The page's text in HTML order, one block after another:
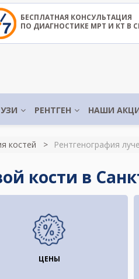
БЕСПЛАТНАЯ КОНСУЛЬТАЦИЯ
ПО ДИАГНОСТИКЕ МРТ И КТ В
УЗИ РЕНТГЕН НАШИ
костей Рентгенография
кости в
ЦЕНЫ